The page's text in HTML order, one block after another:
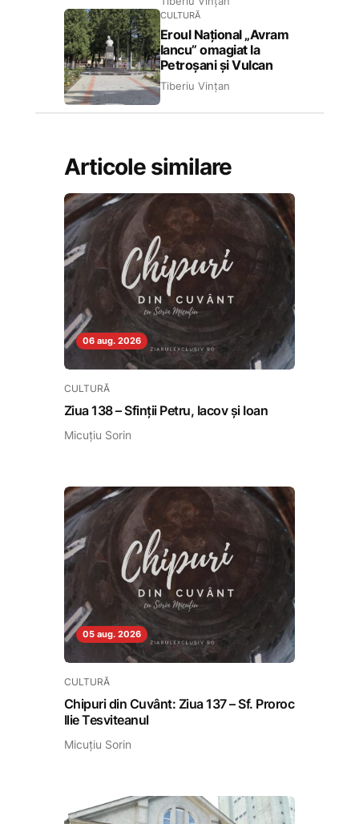
CULTURĂ
Eroul Național „Avram
Iancu” omagiat la
Petroșani și Vulcan
Tiberiu Vințan
Articole similare
06 aug. 2026
CULTURĂ
Ziua 138 – Sfinții Petru, Iacov și Ioan
Micuțiu Sorin
05 aug. 2026
CULTURĂ
Chipuri din Cuvânt: Ziua 137 – Sf. Proroc
Ilie Tesviteanul
Micuțiu Sorin